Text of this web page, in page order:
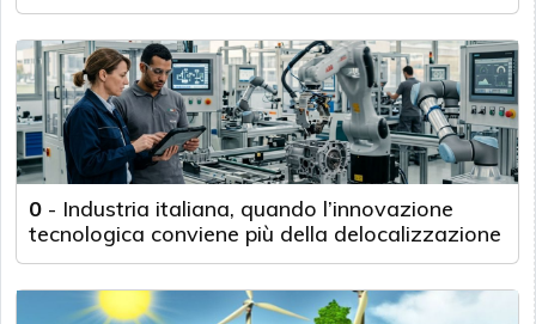
0 - Industria italiana, quando l’innovazione
tecnologica conviene più della delocalizzazione